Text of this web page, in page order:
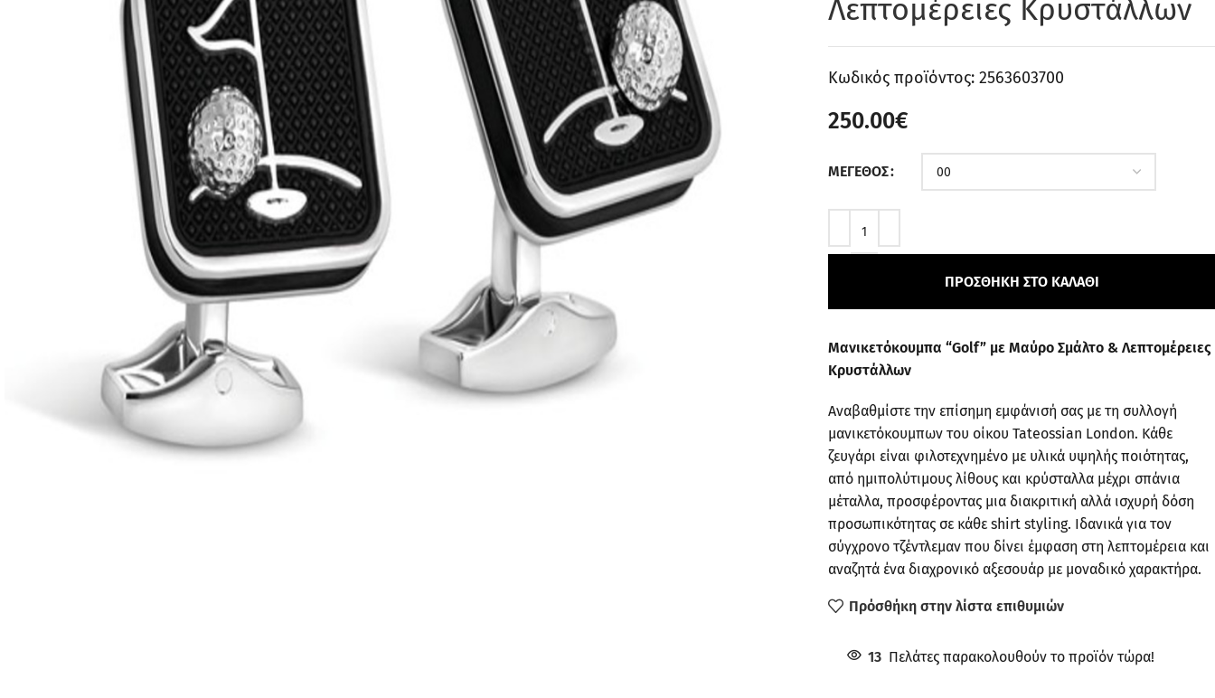
Λεπτομέρειες Κρυστάλλων
Κωδικός προϊόντος: 2563603700
250.00€
ΜΈΓΕΘΟΣ
ΠΡΟΣΘΉΚΗ ΣΤΟ ΚΑΛΆΘΙ
Μανικετόκουμπα “Golf” με Μαύρο Σμάλτο & Λεπτομέρειες
Κρυστάλλων
Αναβαθμίστε την επίσημη εμφάνισή σας με τη συλλογή
μανικετόκουμπων του οίκου Tateossian London. Κάθε
ζευγάρι είναι φιλοτεχνημένο με υλικά υψηλής ποιότητας,
από ημιπολύτιμους λίθους και κρύσταλλα μέχρι σπάνια
μέταλλα, προσφέροντας μια διακριτική αλλά ισχυρή δόση
προσωπικότητας σε κάθε shirt styling. Ιδανικά για τον
σύγχρονο τζέντλεμαν που δίνει έμφαση στη λεπτομέρεια και
αναζητά ένα διαχρονικό αξεσουάρ με μοναδικό χαρακτήρα.
Πρόσθήκη στην λίστα επιθυμιών
13 Πελάτες παρακολουθούν το προϊόν τώρα!